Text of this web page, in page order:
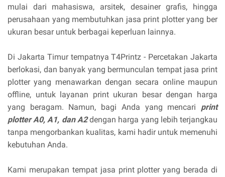
mulai dari mahasiswa, arsitek, desainer grafis, hingga
perusahaan yang membutuhkan jasa print plotter yang ber
ukuran besar untuk berbagai keperluan lainnya.
Di Jakarta Timur tempatnya T4Printz - Percetakan Jakarta
berlokasi, dan banyak yang bermunculan tempat jasa print
plotter yang menawarkan dengan secara online maupun
offline, untuk layanan print ukuran besar dengan harga
yang beragam. Namun, bagi Anda yang mencari print
plotter A0, A1, dan A2dengan harga yang lebih terjangkau
tanpa mengorbankan kualitas, kami hadir untuk memenuhi
kebutuhan Anda.
Kami merupakan tempat jasa print plotter yang berada di